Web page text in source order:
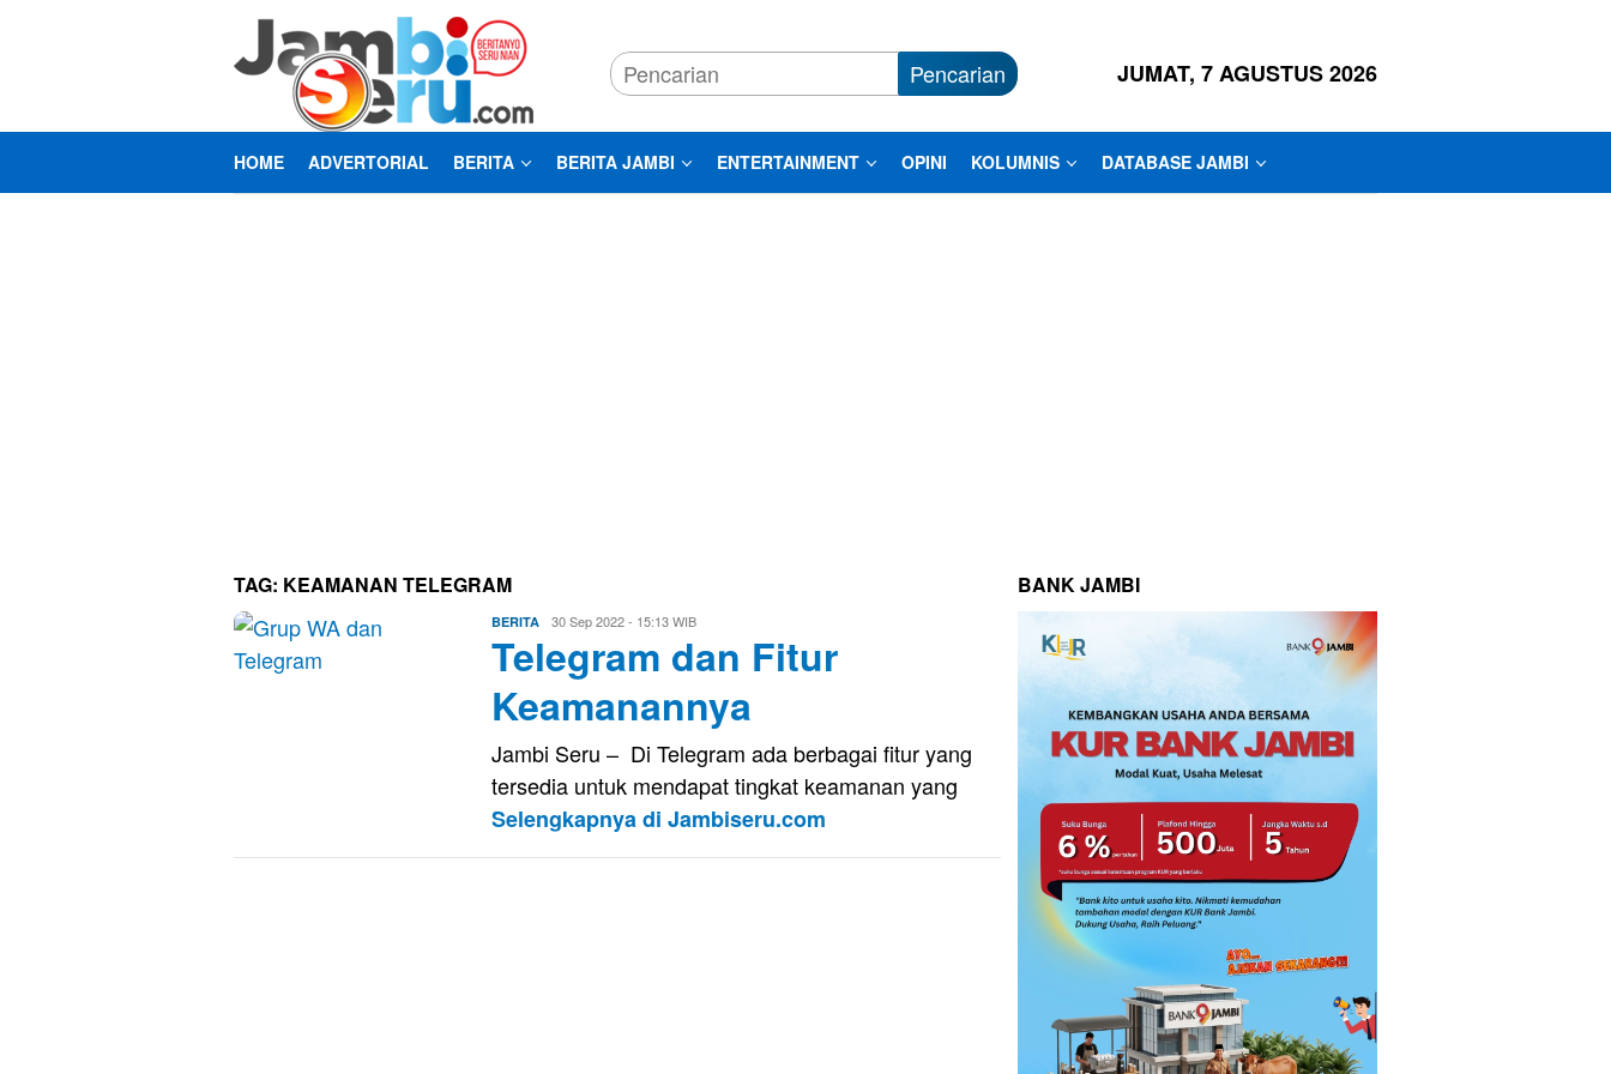
Pencarian JUMAT, 7 AGUSTUS 2026
HOME ADVERTORIAL BERITA BERITA JAMBI ENTERTAINMENT OPINI KOLUMNIS DATABASE JAMBI
TAG: KEAMANAN TELEGRAM
BERITA Eri
Saputra
30 Sep 2022 - 15:13 WIB
Telegram dan Fitur
Keamanannya
Jambi Seru – Di Telegram ada berbagai fitur yang
tersedia untuk mendapat tingkat keamanan yang
Selengkapnya di Jambiseru.com
BANK JAMBI